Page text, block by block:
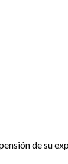
de su